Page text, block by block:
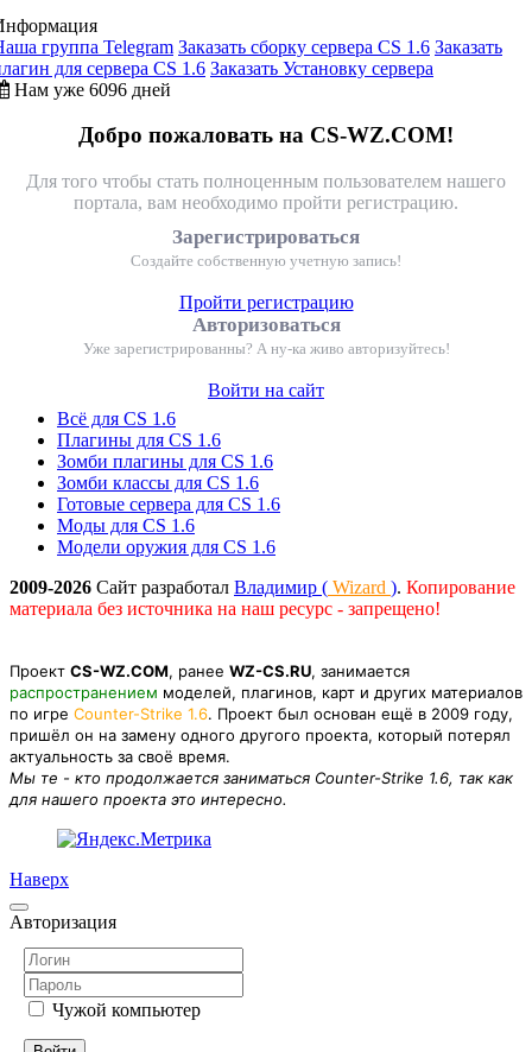
группа Telegram Заказать сборку сервера CS 1.6 Заказать
для сервера CS 1.6 Заказать Установку сервера
Нам уже 6096 дней
Добро пожаловать на CS-WZ.COM!
Для того чтобы стать полноценным пользователем нашего
портала, вам необходимо пройти регистрацию.
Зарегистрироваться
Создайте собственную учетную запись!
Пройти регистрацию
Авторизоваться
Уже зарегистрированны? А ну-ка живо авторизуйтесь!
Войти на сайт
Всё для CS 1.6
Плагины для CS 1.6
Зомби плагины для CS 1.6
Зомби классы для CS 1.6
Готовые сервера для CS 1.6
Моды для CS 1.6
Модели оружия для CS 1.6
2009-2026 Сайт разработал Владимир ( Wizard ). Копирование
материала без источника на наш ресурс - запрещено!
Проект CS-WZ.COM, ранее WZ-CS.RU, занимается
распространением моделей, плагинов, карт и других материалов
по игре Counter-Strike 1.6. Проект был основан ещё в 2009 году,
пришёл он на замену одного другого проекта, который потерял
актуальность за своё время.
Мы те - кто продолжается заниматься Counter-Strike 1.6, так как
для нашего проекта это интересно.
Наверх
Авторизация
Чужой компьютер